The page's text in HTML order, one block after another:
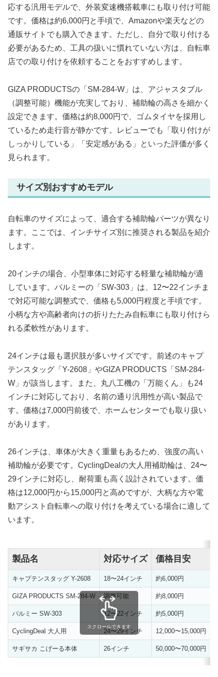
応する汎用モデルで、外装変速機搭載車にも取り付け可能
です。価格は約6,000円と手頃で、Amazonや楽天などの
通販サイトでも購入できます。ただし、自分で取り付ける
必要があるため、工具の扱いに慣れていない方は、自転車
店での取り付けを依頼することをおすすめします。
GIZA PRODUCTSの「SM-284-W」は、アジャスタブル
（調整可能）機能が充実しており、補助輪の高さを細かく
設定できます。価格は約8,000円で、ゴムタイヤを採用し
ているため走行音が静かです。レビューでも「取り付けが
しっかりしている」「安定感がある」といった評価が多く
見られます。
サイズ別おすすめモデル
自転車のサイズによって、適合する補助輪パーツが異なり
ます。ここでは、インチサイズ別に推奨される製品を紹介
します。
20インチの場合、小型車体に対応する軽量な補助輪が適
しています。パルミーの「SW-303」は、12〜22インチま
で対応可能な調整式で、価格も5,000円程度と手頃です。
小柄な方や高齢者向けの折りたたみ自転車にも取り付けら
れる柔軟性があります。
24インチは最も選択肢が多いサイズです。前述のキャプ
テンスタッグ「Y-2608」やGIZA PRODUCTS「SM-284-
W」が該当します。また、丸八工機の「万能くん」も24
インチに対応しており、名前の通り汎用性が高い製品で
す。価格は7,000円前後で、ホームセンターでも取り扱い
があります。
26インチは、車体が大きく重量もあるため、強度の高い
補助輪が必要です。CyclingDealの大人用補助輪は、24〜
29インチに対応し、耐荷重も高く設計されています。価
格は12,000円から15,000円と高めですが、大柄な方や電
動アシスト自転車への取り付けを考えている場合に適して
います。
製品名 対応サイズ 価格目安
キャプテンスタッグ Y-2608 18〜24インチ 約6,000円
GIZA PRODUCTS SM-284-W 調整可能 約8,000円
パルミー SW-303 12〜22インチ 約5,000円
CyclingDeal 大人用 24〜29インチ 12,000〜15,000円
サギサカ こげーる本体 26インチ 50,000〜70,000円
スクロールできます